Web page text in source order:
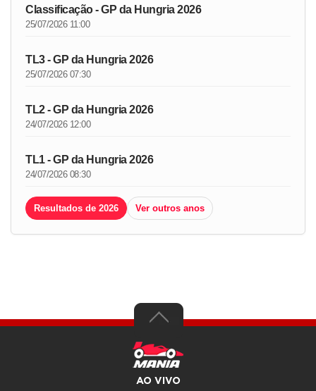
Classificação - GP da Hungria 2026
25/07/2026 11:00
TL3 - GP da Hungria 2026
25/07/2026 07:30
TL2 - GP da Hungria 2026
24/07/2026 12:00
TL1 - GP da Hungria 2026
24/07/2026 08:30
Resultados de 2026 Ver outros anos
AO VIVO